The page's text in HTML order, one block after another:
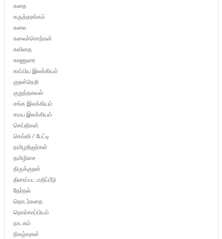
கதை
கருத்தரங்கம்
கலை
கலைச்சொற்கள்
கவிதை
காணுரை
காப்பிய இலக்கியம்
குறள்நெறி
குறுந்தகவல்
சங்க இலக்கியம்
சமய இலக்கியம்
செய்திகள்
செவ்வி / பேட்டி
தமிழறிஞர்கள்
தமிழிசை
திருக்குறள்
திரைப்பட மதிப்பீடு
தேர்தல்
தொடர்கதை
தொல்காப்பியம்
நாடகம்
நிகழ்வுகள்